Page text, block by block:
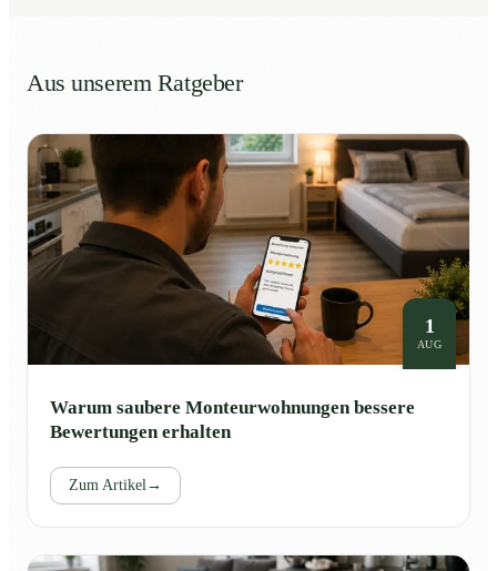
Aus unserem Ratgeber
1
AUG
Warum saubere Monteurwohnungen bessere
Bewertungen erhalten
Zum Artikel →